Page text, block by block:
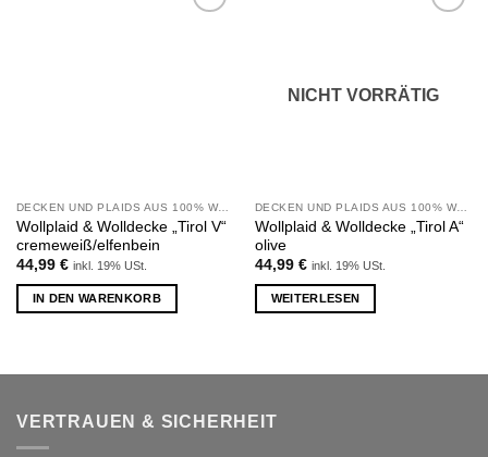
DECKEN UND PLAIDS AUS 100% WOLLE
Wollplaid & Wolldecke „Tirol V“
cremeweiß/elfenbein
44,99 € inkl. 19% USt.
IN DEN WARENKORB
NICHT VORRÄTIG
DECKEN UND PLAIDS AUS 100% WOLLE
Wollplaid & Wolldecke „Tirol A“
olive
44,99 € inkl. 19% USt.
WEITERLESEN
VERTRAUEN & SICHERHEIT